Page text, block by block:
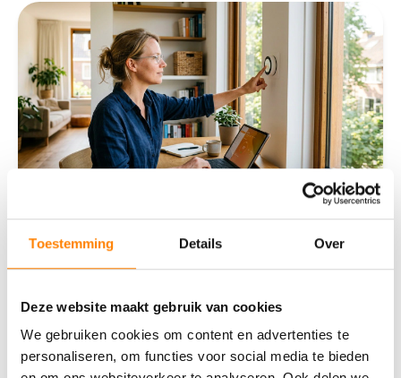
Toestemming Details Over
Deze website maakt gebruik van cookies
We gebruiken cookies om content en advertenties te
personaliseren, om functies voor social media te bieden
Slimme technologie: wat levert een
smart home je op?
Wat is een smart home precies?Een smart home is
een woning waarin apparaten en systemen met
elkaar zijn verbonden via internet. Je bedient ze op
afsta